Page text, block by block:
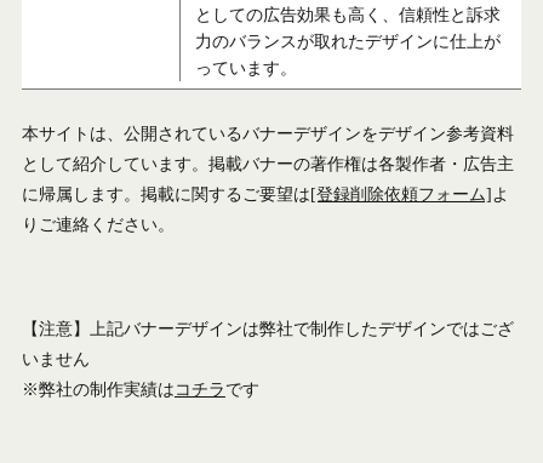
としての広告効果も高く、信頼性と訴求
力のバランスが取れたデザインに仕上が
っています。
本サイトは、公開されているバナーデザインをデザイン参考資料
として紹介しています。掲載バナーの著作権は各製作者・広告主
に帰属します。掲載に関するご要望は[登録削除依頼フォーム]よ
りご連絡ください。
【注意】上記バナーデザインは弊社で制作したデザインではござ
いません
※弊社の制作実績はコチラです